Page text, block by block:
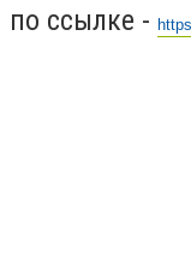
по ссылке -